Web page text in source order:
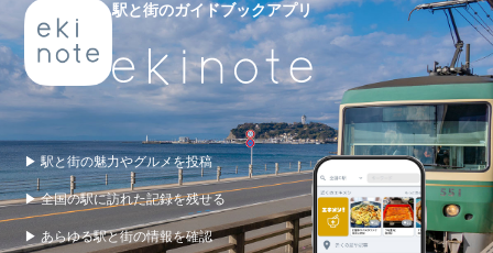
駅と街のガイドブックアプリ
▶ 駅と街の魅力やグルメを投稿
▶ 全国の駅に訪れた記録を残せる
▶ あらゆる駅と街の情報を確認